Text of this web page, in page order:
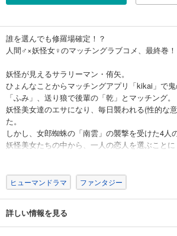
誰を選んでも修羅場確定！？
人間♂×妖怪女♀のマッチングラブコメ、最終巻！
妖怪が見えるサラリーマン・侑矢。
ひょんなことからマッチングアプリ「kikai」で
「ふみ」、送り狼で後輩の「乾」とマッチング。
妖怪美女達のエサになり、毎日襲われる(性的な
た。
しかし、女郎蜘蛛の「南雲」の襲撃を受けた4人
妖怪美女たちの中から、一人の恋人を選ぶことに
今回もエロス満載！！ B地区解禁！！！
ヒューマンドラマ ファンタジー
詳しい情報を見る